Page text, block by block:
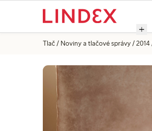
Tlač Noviny a tlačové správy 2014